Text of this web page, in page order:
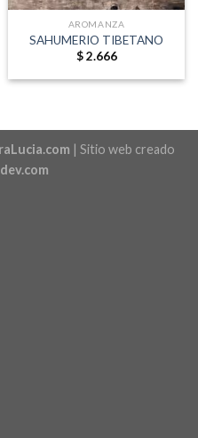
AROMANZA
SAHUMERIO TIBETANO
$2.666
| Sitio web creado